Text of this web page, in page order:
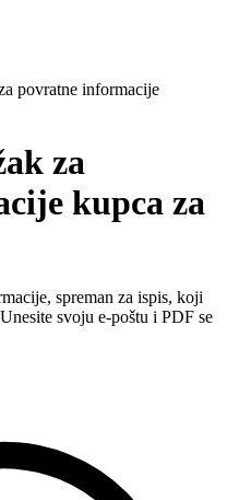
povratne informacije
za
kupca za
spreman za ispis, koji
svoju e-poštu i PDF se